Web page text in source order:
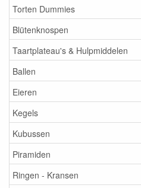
Torten Dummies
Blütenknospen
Taartplateau's & Hulpmiddelen
Ballen
Eieren
Kegels
Kubussen
Piramiden
Ringen - Kransen